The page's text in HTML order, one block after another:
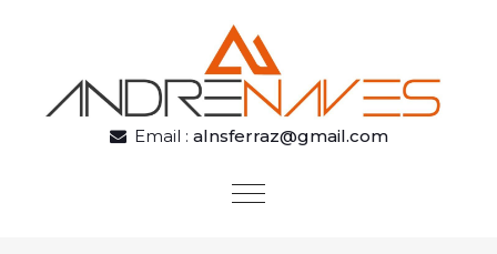
Email : alnsferraz@gmail.com
Toggle